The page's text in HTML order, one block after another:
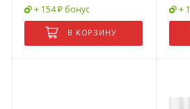
+ 154 ₽ бонус
В КОРЗИНУ
+